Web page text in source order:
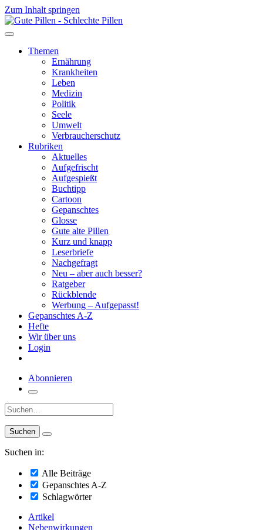
Zum Inhalt springen
Themen
Ernährung
Krankheiten
Leben
Medizin
Politik
Seele
Umwelt
Verbraucherschutz
Rubriken
Aktuelles
Aufgefrischt
Aufgespießt
Buchtipp
Cartoon
Gepanschtes
Glosse
Gute alte Pillen
Kurz und knapp
Leserbriefe
Nachgefragt
Neu – aber auch besser?
Ratgeber
Rückblende
Werbung – Aufgepasst!
Gepanschtes A-Z
Hefte
Wir über uns
Login
Abonnieren
Suche:
Suchen in:
Alle Beiträge
Gepanschtes A-Z
Schlagwörter
Artikel
Nebenwirkungen